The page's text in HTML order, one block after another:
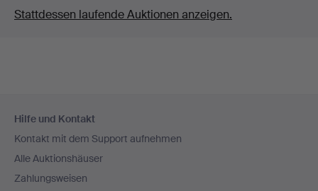
Stattdessen laufende Auktionen anzeigen.
Navigation
Hilfe und Kontakt
Kontakt mit dem Support aufnehmen
Alle Auktionshäuser
Zahlungsweisen